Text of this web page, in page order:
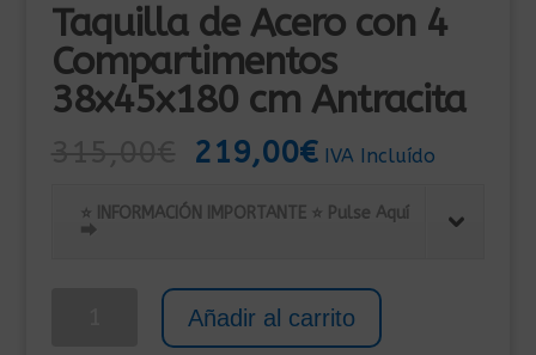
Taquilla de Acero con 4
Compartimentos
38x45x180 cm Antracita
El
original
315,00€.
219,00€El
actual
219,00€.
IVA Incluído
⭐ INFORMACIÓN IMPORTANTE ⭐ Pulse Aquí
⮕
Añadir al carrito